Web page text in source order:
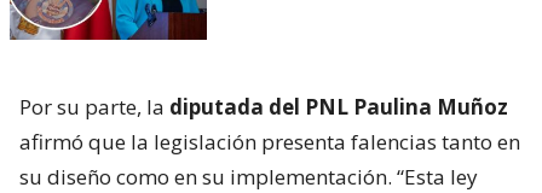
Por su parte, la diputada del PNL Paulina Muñoz
afirmó que la legislación presenta falencias tanto en
su diseño como en su implementación. “Esta ley